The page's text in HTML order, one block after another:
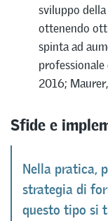
sviluppo
ottenendo
spinta ad
2016;
Sfide e
Nella pratica,
strategia di
questo tipo si